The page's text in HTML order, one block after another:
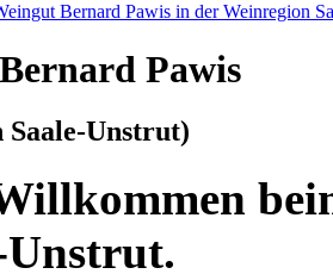
Bernard Pawis in der Weinregion
Pawis
Saale-Unstrut)
Unstrut.